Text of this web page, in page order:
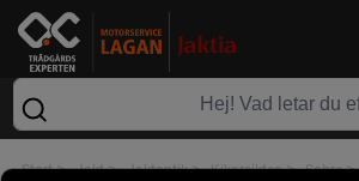
Start> Jakt> Jaktoptik> Kikarsikten> Sabre>